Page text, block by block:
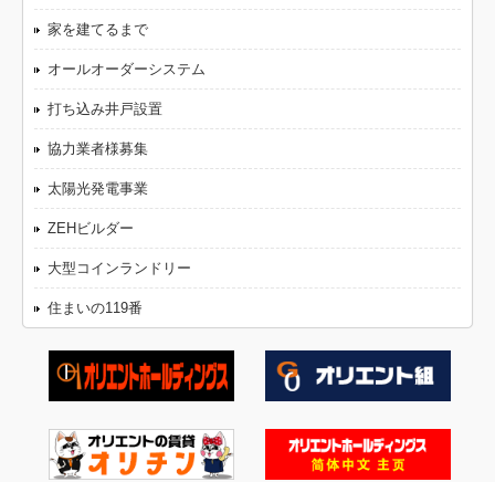
家を建てるまで
オールオーダーシステム
打ち込み井戸設置
協力業者様募集
太陽光発電事業
ZEHビルダー
大型コインランドリー
住まいの119番